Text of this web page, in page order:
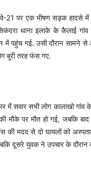
पर एक भीषण सड़क हादसे में
थाना इलाके के कैलाई
पहुंच गई. उसी दौरान सामने
बुरी तरह फंस गए.
में सवार सभी लोग कालाखो गांव
मौके पर मौत हो गई, जबकि
की मदद से दो घायलों को
दूसरे युवक ने उपचार के दौरान